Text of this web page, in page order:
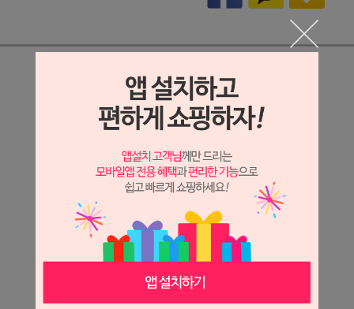
상세정보 새창 열기
상세 정보를 확대해 보실 수 있습니다.
※ 필독해주세요 ※
는 시세 변동에 따라 가격이 달라질 수 있으니
문의 후 주문 바랍니다.